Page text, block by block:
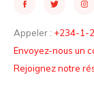
Appeler : +234-1-
Envoyez-nous un
Rejoignez notre